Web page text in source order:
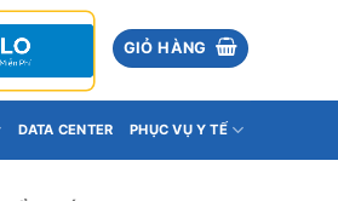
GIỎ HÀNG
DATA CENTER PHỤC VỤ Y TẾ